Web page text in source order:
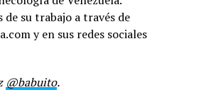
de su trabajo a través de
y en sus redes sociales
@babuito.